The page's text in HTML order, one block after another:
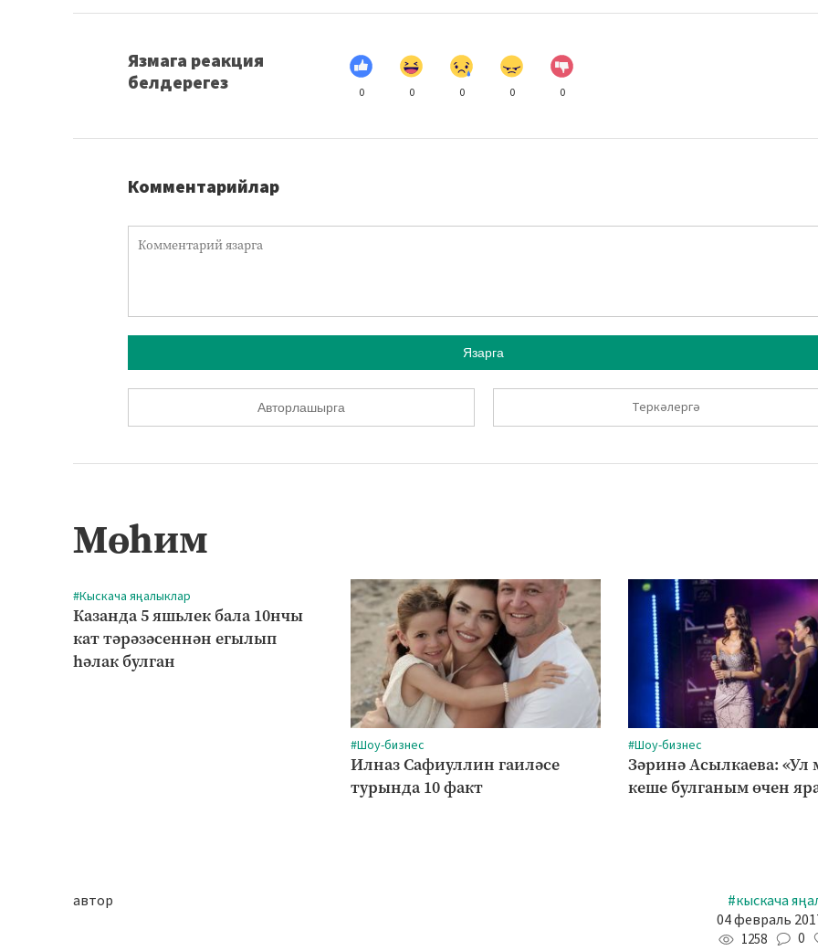
Язмага реакция
белдерегез
0 0 0 0 0
Комментарийлар
Язарга
Авторлашырга Теркәлергә
Мөһим
#Кыскача яңалыклар
Казанда 5 яшьлек бала 10нчы
кат тәрәзәсеннән егылып
һәлак булган
#Шоу-бизнес
Илназ Сафиуллин гаиләсе
турында 10 факт
#Шоу-бизнес
Зәринә Асылкаева: «Ул
кеше булганым өчен
автор
#кыскача
04 февраль
1258 0